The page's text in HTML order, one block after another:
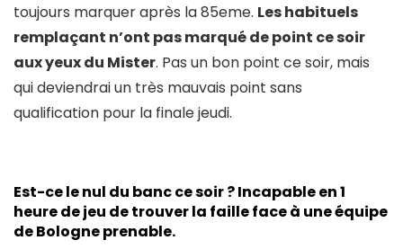
toujours marquer après la 85eme. Les habituels
remplaçant n’ont pas marqué de point ce soir
aux yeux du Mister. Pas un bon point ce soir, mais
qui deviendrai un très mauvais point sans
qualification pour la finale jeudi.
Est-ce le nul du banc ce soir ? Incapable en 1
heure de jeu de trouver la faille face à une équipe
de Bologne prenable.